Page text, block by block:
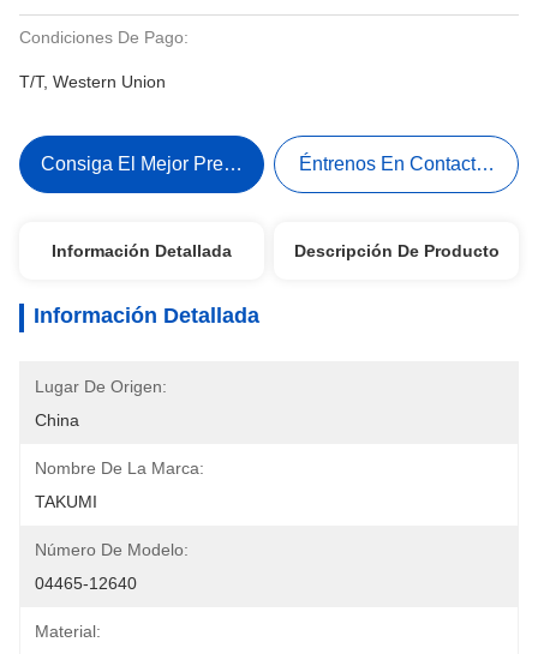
Condiciones De Pago:
T/T, Western Union
Consiga El Mejor Precio Éntrenos En Contacto Con
Información Detallada Descripción De Producto
Información Detallada
Lugar De Origen:
China
Nombre De La Marca:
TAKUMI
Número De Modelo:
04465-12640
Material: